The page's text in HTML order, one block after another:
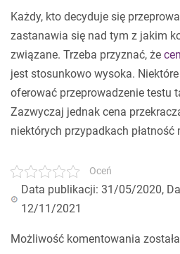
Każdy, kto decyduje się
zastanawia się nad tym z jakim
związane. Trzeba przyznać, że
jest stosunkowo wysoka.
oferować przeprowadzenie testu
Zazwyczaj jednak cena
niektórych przypadkach płatność
Oceń
Data publikacji: 31/05/2020,
12/11/2021
Możliwość komentowania